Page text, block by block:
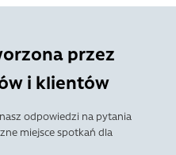
przez
i klientów
odpowiedzi na pytania
miejsce spotkań dla